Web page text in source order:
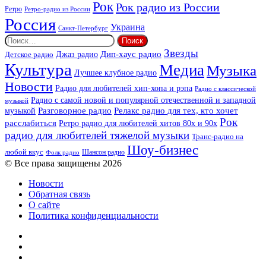
Ретро Ретро-радио из России РокРок радио из России
Россия Санкт-Петербург Украина
Найти:
Детское радио Джаз радио Дип-хаус радио Звезды
Культура Лучшее клубное радио Медиа Музыка
Новости Радио для любителей хип-хопа и рэпа Радио с классической
музыкой Радио с самой новой и популярной отечественной и западной
музыкой Разговорное радио Релакс радио для тех, кто хочет
расслабиться Ретро радио для любителей хитов 80х и 90х Рок
радио для любителей тяжелой музыки Транс-радио на
любой вкус Фолк радио Шансон радио Шоу-бизнес
© Все права защищены 2026
Новости
Обратная связь
О сайте
Политика конфиденциальности